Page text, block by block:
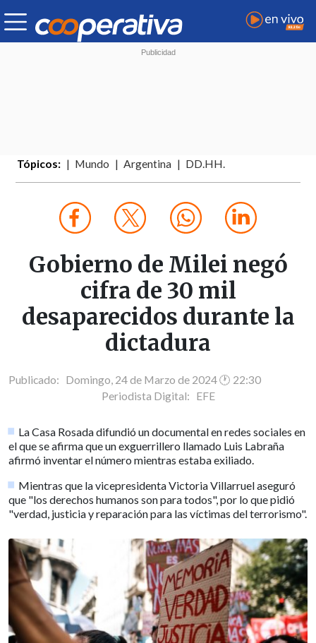
Tópicos: Mundo Argentina DD.HH.
Gobierno de Milei negó
cifra de 30 mil
desaparecidos durante la
dictadura
Publicado: Domingo, 24 de Marzo de 2024 🕐 22:30
Periodista Digital: EFE
La Casa Rosada difundió un documental en redes sociales en
el que se afirma que un exguerrillero llamado Luis Labraña
afirmó inventar el número mientras estaba exiliado.
Mientras que la vicepresidenta Victoria Villarruel aseguró
que "los derechos humanos son para todos", por lo que pidió
"verdad, justicia y reparación para las víctimas del terrorismo".